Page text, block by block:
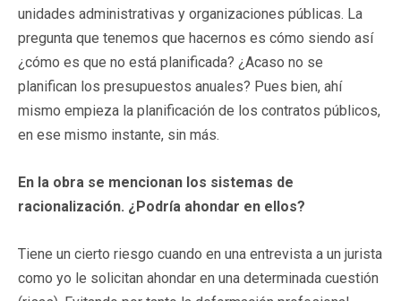
unidades administrativas y organizaciones públicas. La
pregunta que tenemos que hacernos es cómo siendo así
¿cómo es que no está planificada? ¿Acaso no se
planifican los presupuestos anuales? Pues bien, ahí
mismo empieza la planificación de los contratos públicos,
en ese mismo instante, sin más.
En la obra se mencionan los sistemas de
racionalización. ¿Podría ahondar en ellos?
Tiene un cierto riesgo cuando en una entrevista a un jurista
como yo le solicitan ahondar en una determinada cuestión